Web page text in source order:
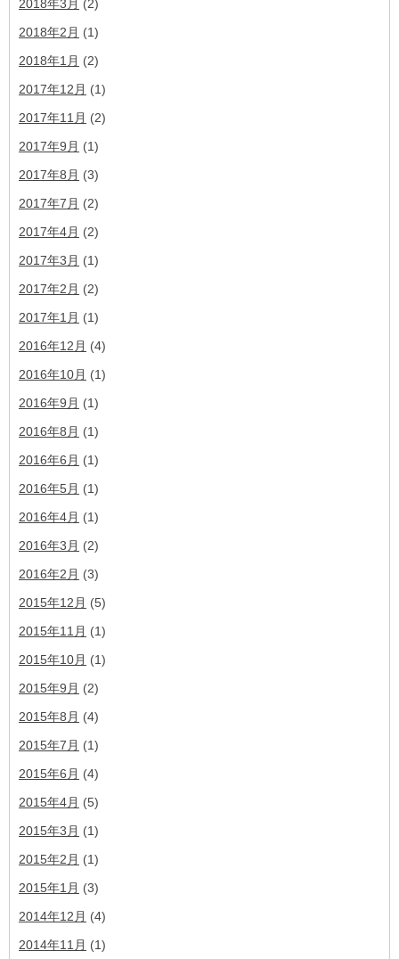
2018年3月 (2)
2018年2月 (1)
2018年1月 (2)
2017年12月 (1)
2017年11月 (2)
2017年9月 (1)
2017年8月 (3)
2017年7月 (2)
2017年4月 (2)
2017年3月 (1)
2017年2月 (2)
2017年1月 (1)
2016年12月 (4)
2016年10月 (1)
2016年9月 (1)
2016年8月 (1)
2016年6月 (1)
2016年5月 (1)
2016年4月 (1)
2016年3月 (2)
2016年2月 (3)
2015年12月 (5)
2015年11月 (1)
2015年10月 (1)
2015年9月 (2)
2015年8月 (4)
2015年7月 (1)
2015年6月 (4)
2015年4月 (5)
2015年3月 (1)
2015年2月 (1)
2015年1月 (3)
2014年12月 (4)
2014年11月 (1)